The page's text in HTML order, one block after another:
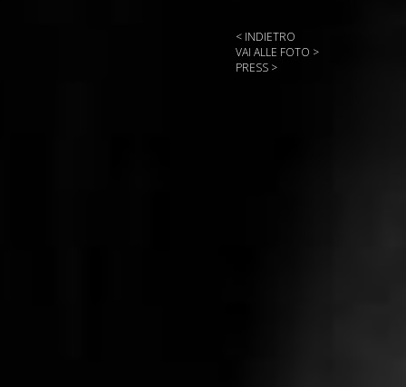
< INDIETRO
VAI ALLE FOTO >
PRESS >